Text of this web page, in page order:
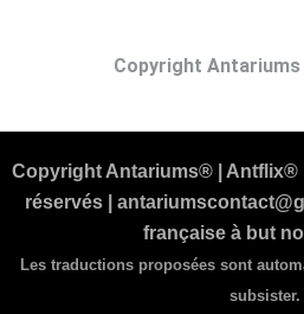
Copyright
Copyright Antariums® | Antflix®
réservés |
française à but
Les traductions proposées sont
subsister.